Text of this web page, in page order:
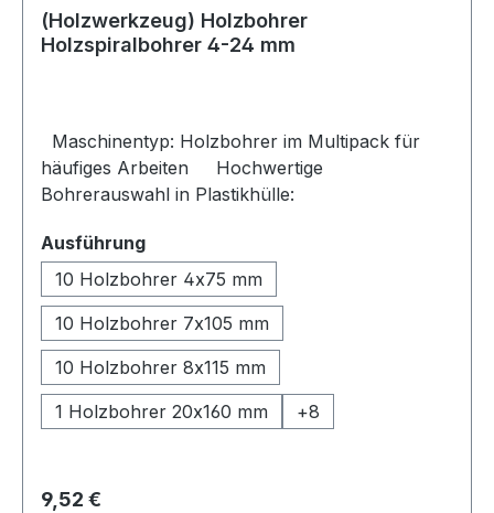
(Holzwerkzeug) Holzbohrer
Holzspiralbohrer 4-24 mm
häufiges Arbeiten Hochwertige
Ausführungauswählen
10 Holzbohrer 4x75 mm
10 Holzbohrer 7x105 mm
10 Holzbohrer 8x115 mm
1 Holzbohrer 20x160 mm
+8
Regulärer Preis:
9,52 €